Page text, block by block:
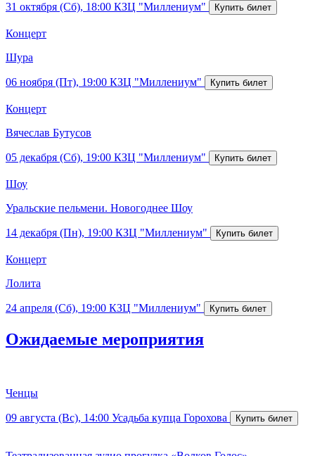
31 октября (Сб), 18:00 КЗЦ "Миллениум"
Концерт
Шура
06 ноября (Пт), 19:00 КЗЦ "Миллениум"
Концерт
Вячеслав Бутусов
05 декабря (Сб), 19:00 КЗЦ "Миллениум"
Шоу
Уральские пельмени. Новогоднее Шоу
14 декабря (Пн), 19:00 КЗЦ "Миллениум"
Концерт
Лолита
24 апреля (Сб), 19:00 КЗЦ "Миллениум"
Ожидаемые мероприятия
Ченцы
09 августа (Вс), 14:00 Усадьба купца Горохова